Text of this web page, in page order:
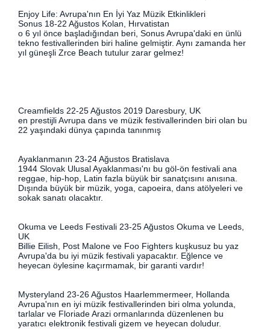
Enjoy Life: Avrupa'nın En İyi Yaz Müzik Etkinlikleri
Sonus 18-22 Ağustos Kolan, Hırvatistan
o 6 yıl önce başladığından beri, Sonus Avrupa'daki en ünlü
tekno festivallerinden biri haline gelmiştir. Aynı zamanda her
yıl güneşli Zrce Beach tutulur zarar gelmez!
Creamfields 22-25 Ağustos 2019 Daresbury, UK
en prestijli Avrupa dans ve müzik festivallerinden biri olan bu
22 yaşındaki dünya çapında tanınmış
Ayaklanmanın 23-24 Ağustos Bratislava
1944 Slovak Ulusal Ayaklanması'nı bu göl-ön festivali ana
reggae, hip-hop, Latin fazla büyük bir sanatçısını anısına.
Dışında büyük bir müzik, yoga, capoeira, dans atölyeleri ve
sokak sanatı olacaktır.
Okuma ve Leeds Festivali 23-25 ​​Ağustos Okuma ve Leeds,
UK
Billie Eilish, Post Malone ve Foo Fighters kuşkusuz bu yaz
Avrupa'da bu iyi müzik festivali yapacaktır. Eğlence ve
heyecan öylesine kaçırmamak, bir garanti vardır!
Mysteryland 23-26 Ağustos Haarlemmermeer, Hollanda
Avrupa'nın en iyi müzik festivallerinden biri olma yolunda,
tarlalar ve Floriade Arazi ormanlarında düzenlenen bu
yaratıcı elektronik festivali gizem ve heyecan doludur.